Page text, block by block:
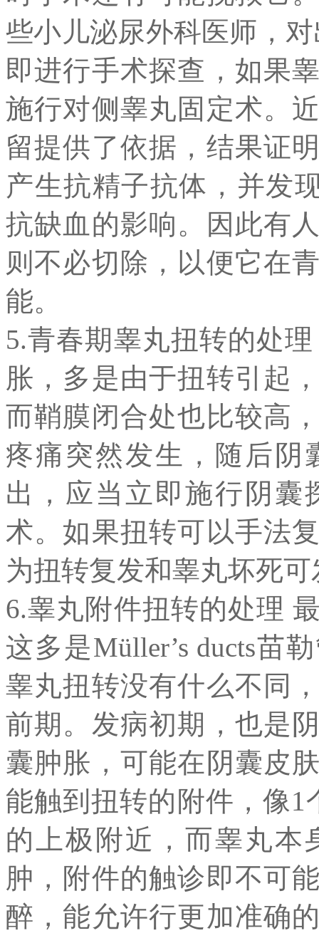
些小儿泌尿外科医师，
即进行手术探查，如果
施行对侧睾丸固定术。
留提供了依据，结果证
产生抗精子抗体，并发
抗缺血的影响。因此有
则不必切除，以便它在
能。
5.青春期睾丸扭转的处
胀，多是由于扭转引起
而鞘膜闭合处也比较高
疼痛突然发生，随后阴
出，应当立即施行阴囊
术。如果扭转可以手法
为扭转复发和睾丸坏死
6.睾丸附件扭转的处理
这多是Müller’s ducts苗
睾丸扭转没有什么不同
前期。发病初期，也是
囊肿胀，可能在阴囊皮
能触到扭转的附件，像1
的上极附近，而睾丸本
肿，附件的触诊即不可
醉，能允许行更加准确